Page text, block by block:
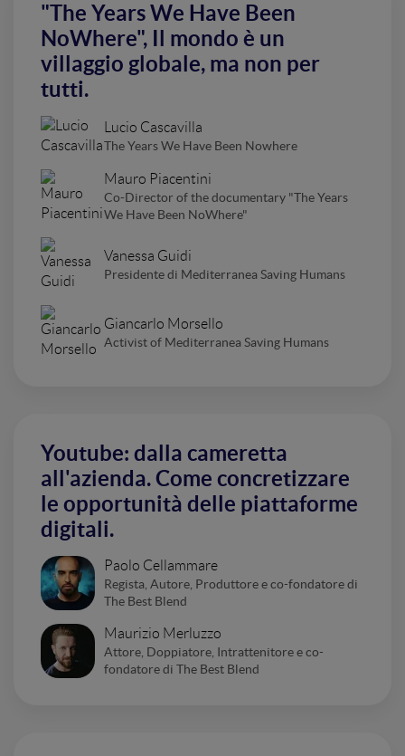
"The Years We Have Been
NoWhere", Il mondo è un
villaggio globale, ma non per
tutti.
Lucio Cascavilla
The Years We Have Been Nowhere
Mauro Piacentini
Co-Director of the documentary "The Years
We Have Been NoWhere"
Vanessa Guidi
Presidente di Mediterranea Saving Humans
Giancarlo Morsello
Activist of Mediterranea Saving Humans
Youtube: dalla cameretta
all'azienda. Come concretizzare
le opportunità delle piattaforme
digitali.
Paolo Cellammare
Regista, Autore, Produttore e co-fondatore di
The Best Blend
Maurizio Merluzzo
Attore, Doppiatore, Intrattenitore e co-
fondatore di The Best Blend